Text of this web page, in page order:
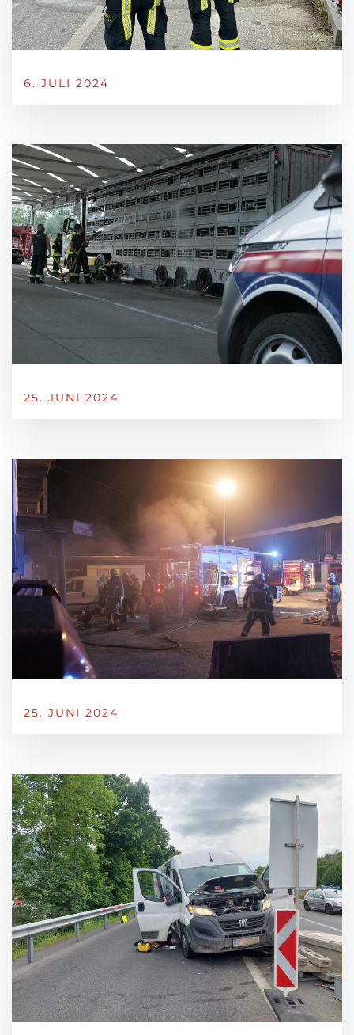
6. JULI 2024
25. JUNI 2024
25. JUNI 2024